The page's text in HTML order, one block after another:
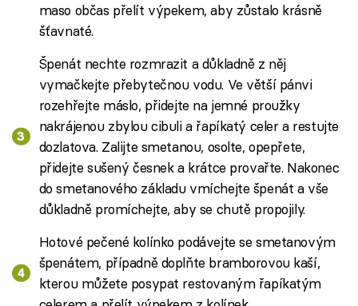
maso občas přelít výpekem, aby zůstalo krásně
šťavnaté.
Špenát nechte rozmrazit a důkladně z něj
vymačkejte přebytečnou vodu. Ve větší pánvi
rozehřejte máslo, přidejte na jemné proužky
nakrájenou zbylou cibuli a řapíkatý celer a restujte
dozlatova. Zalijte smetanou, osolte, opepřete,
přidejte sušený česnek a krátce provařte. Nakonec
do smetanového základu vmíchejte špenát a vše
důkladně promíchejte, aby se chutě propojily.
Hotové pečené kolínko podávejte se smetanovým
špenátem, případně doplňte bramborovou kaší,
kterou můžete posypat restovaným řapíkatým